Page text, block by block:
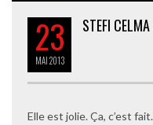
23
MAI2013
STEFI
Elle est jolie. Ça, c’est